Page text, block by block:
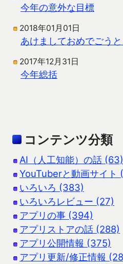
今年の意外な目標
2018年01月01日
あけましておめでごうと
2017年12月31日
今年総括
コンテンツ分類
AI（人工知能）の話 (63)
YouTuberと動画サイト
いろいろ (383)
いろいろレビュー (27)
アプリの事 (394)
アプリストアの話 (288)
アプリ公開情報 (375)
アプリ更新/修正情報